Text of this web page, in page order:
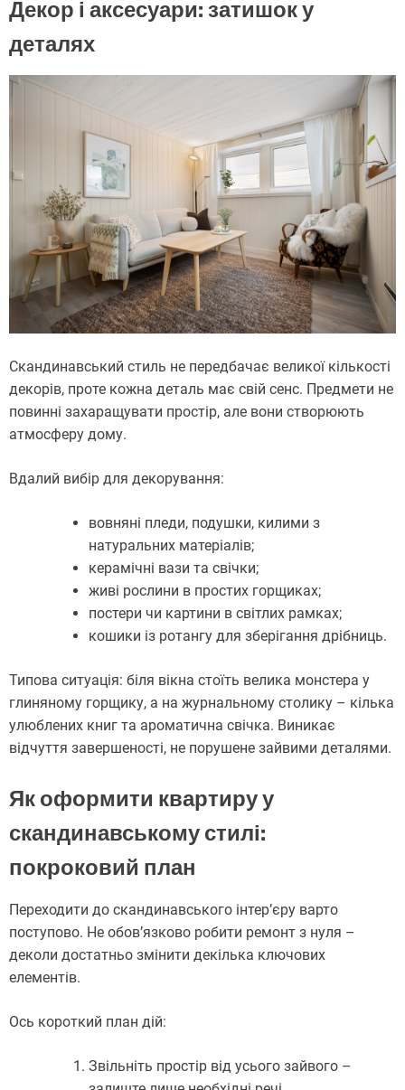
Декор і аксесуари: затишок у
деталях
Скандинавський стиль не передбачає великої кількості
декорів, проте кожна деталь має свій сенс. Предмети не
повинні захаращувати простір, але вони створюють
атмосферу дому.
Вдалий вибір для декорування:
вовняні пледи, подушки, килими з
натуральних матеріалів;
керамічні вази та свічки;
живі рослини в простих горщиках;
постери чи картини в світлих рамках;
кошики із ротангу для зберігання дрібниць.
Типова ситуація: біля вікна стоїть велика монстера у
глиняному горщику, а на журнальному столику – кілька
улюблених книг та ароматична свічка. Виникає
відчуття завершеності, не порушене зайвими деталями.
Як оформити квартиру у
скандинавському стилі:
покроковий план
Переходити до скандинавського інтер’єру варто
поступово. Не обов’язково робити ремонт з нуля –
деколи достатньо змінити декілька ключових
елементів.
Ось короткий план дій:
Звільніть простір від усього зайвого –